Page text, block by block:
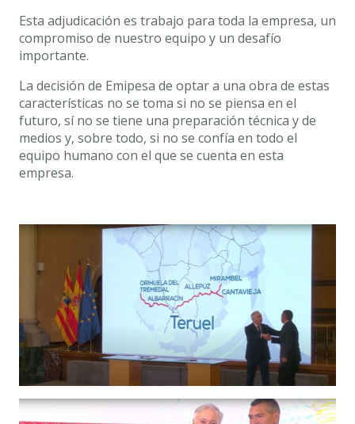
Esta adjudicación es trabajo para toda la empresa, un
compromiso de nuestro equipo y un desafío
importante.
La decisión de Emipesa de optar a una obra de estas
características no se toma si no se piensa en el
futuro, sí no se tiene una preparación técnica y de
medios y, sobre todo, si no se confía en todo el
equipo humano con el que se cuenta en esta
empresa.